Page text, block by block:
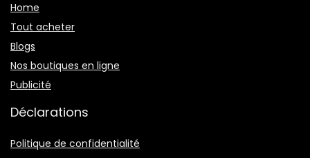
Home
Tout acheter
Blogs
Nos boutiques en ligne
Publicité
Déclarations
Politique de confidentialité